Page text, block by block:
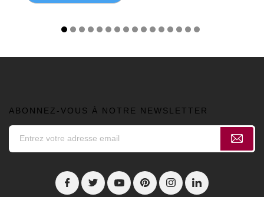
ABONNEZ-VOUS À NOTRE NEWSLETTER